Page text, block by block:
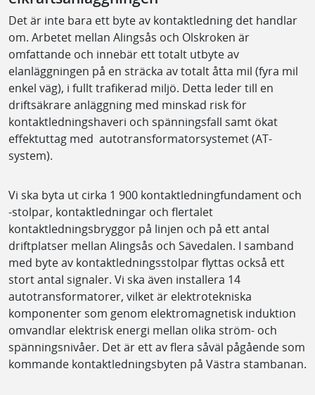
Det är inte bara ett byte av kontaktledning det handlar
om. Arbetet mellan Alingsås och Olskroken är
omfattande och innebär ett totalt utbyte av
elanläggningen på en sträcka av totalt åtta mil (fyra mil
enkel väg), i fullt trafikerad miljö. Detta leder till en
driftsäkrare anläggning med minskad risk för
kontaktledningshaveri och spänningsfall samt ökat
effektuttag med autotransformatorsystemet (AT-
system).
Vi ska byta ut cirka 1 900 kontaktledningfundament och
-stolpar, kontaktledningar och flertalet
kontaktledningsbryggor på linjen och på ett antal
driftplatser mellan Alingsås och Sävedalen. I samband
med byte av kontaktledningsstolpar flyttas också ett
stort antal signaler. Vi ska även installera 14
autotransformatorer, vilket är elektrotekniska
komponenter som genom elektromagnetisk induktion
omvandlar elektrisk energi mellan olika ström- och
spänningsnivåer. Det är ett av flera såväl pågående som
kommande kontaktledningsbyten på Västra stambanan.